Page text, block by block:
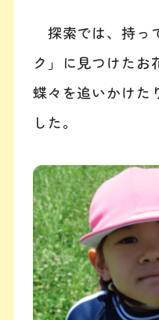
探索では、持っ
ク」に見つけたお
蝶々を追いかけた
した。